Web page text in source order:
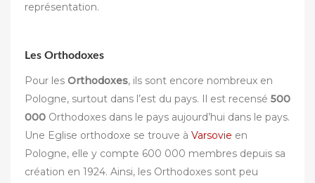
représentation.
Les Orthodoxes
Pour les Orthodoxes, ils sont encore nombreux en
Pologne, surtout dans l’est du pays. Il est recensé 500
000 Orthodoxes dans le pays aujourd’hui dans le pays.
Une Eglise orthodoxe se trouve à Varsovie en
Pologne, elle y compte 600 000 membres depuis sa
création en 1924. Ainsi, les Orthodoxes sont peu